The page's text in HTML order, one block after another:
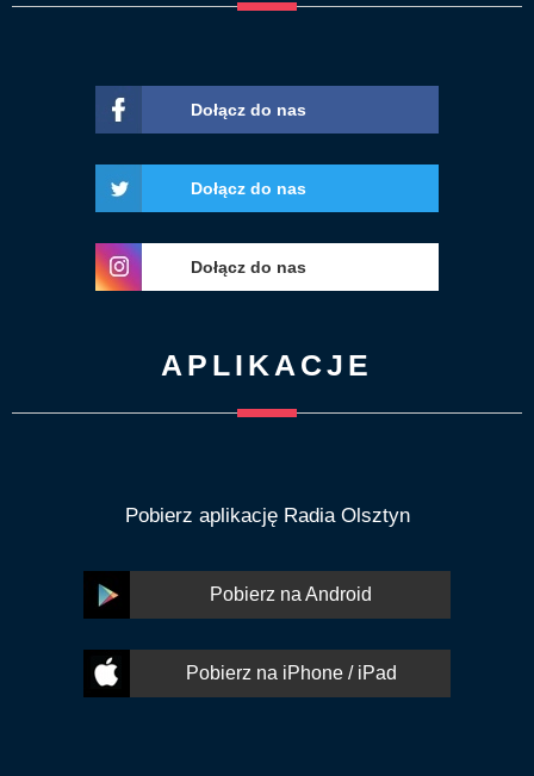
Dołącz do nas
Dołącz do nas
Dołącz do nas
APLIKACJE
Pobierz aplikację Radia Olsztyn
Pobierz na Android
Pobierz na iPhone / iPad